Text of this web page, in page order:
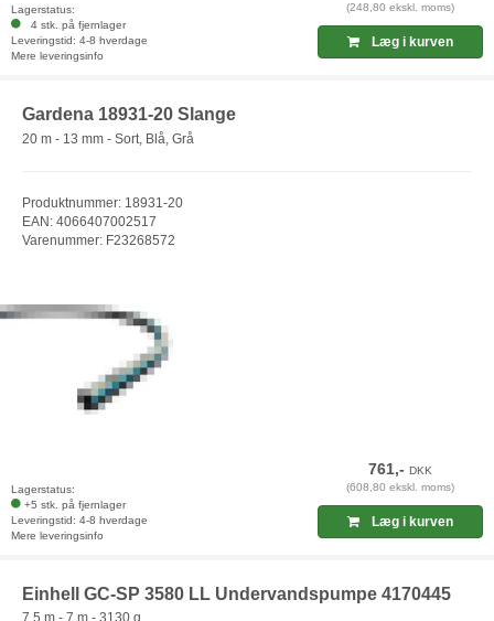
Lagerstatus:
4 stk. på fjernlager
Leveringstid: 4-8 hverdage
Mere leveringsinfo
(248,80 ekskl. moms)
Læg i kurven
Gardena 18931-20 Slange
20 m - 13 mm - Sort, Blå, Grå
Produktnummer: 18931-20
EAN: 4066407002517
Varenummer: F23268572
Lagerstatus:
+5 stk. på fjernlager
Leveringstid: 4-8 hverdage
Mere leveringsinfo
761,-DKK
(608,80 ekskl. moms)
Læg i kurven
Einhell GC-SP 3580 LL Undervandspumpe 4170445
7.5 m - 7 m - 3130 g